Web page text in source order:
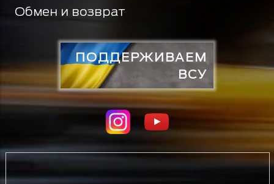
Обмен и возврат
ПОДДЕРЖИВАЕМ
ВСУ